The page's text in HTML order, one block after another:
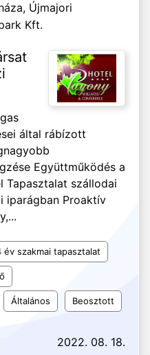
Újmajori
Kft.
által rábízott
Együttműködés a
Tapasztalat szállodai
iparágban Proaktív
év szakmai tapasztalat
Általános Beosztott
2022. 08. 18.